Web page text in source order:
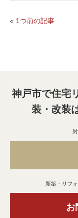
« 1つ前の記事
神戸市で住宅
装・改装
新築・リフ
お